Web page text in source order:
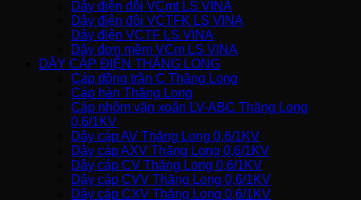
Dây điện đôi VCmt LS VINA
Dây điện đôi VCTFK LS VINA
Dây điện VCTF LS VINA
Dây đơn mềm VCm LS VINA
DÂY CÁP ĐIỆN THĂNG LONG
Cáp đồng trần C Thăng Long
Cáp hàn Thăng Long
Cáp nhôm vặn xoắn LV-ABC Thăng Long
0,6/1KV
Dây cáp AV Thăng Long 0,6/1KV
Dây cáp AXV Thăng Long 0,6/1KV
Dây cáp CV Thăng Long 0,6/1KV
Dây cáp CVV Thăng Long 0,6/1KV
Dây cáp CXV Thăng Long 0,6/1KV